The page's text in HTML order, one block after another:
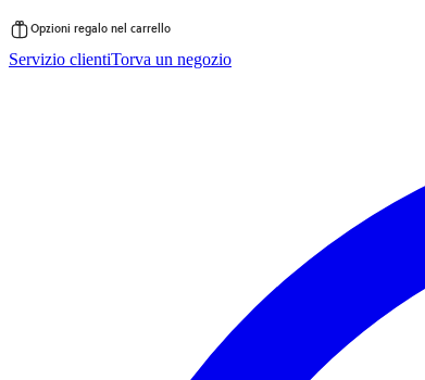
al
Opzioni regalo nel carrello
Servizio clientiTorva un negozio